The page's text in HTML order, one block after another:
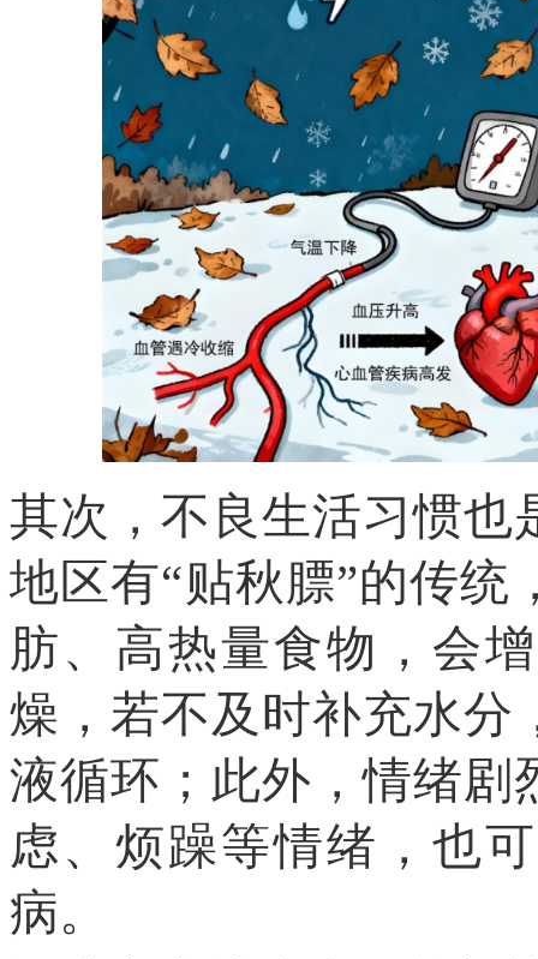
其次，不良生活习惯也
地区有“贴秋膘”的传统
肪、高热量食物，会
燥，若不及时补充水分
液循环；此外，情绪剧
虑、烦躁等情绪，也
病。